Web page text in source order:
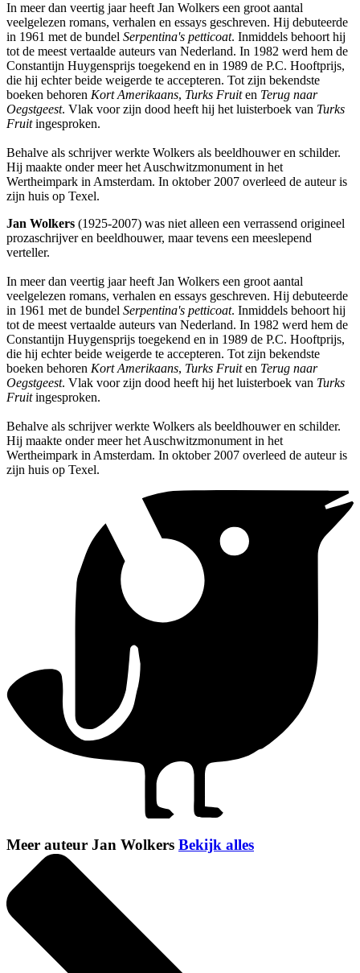
In meer dan veertig jaar heeft Jan Wolkers een groot aantal
veelgelezen romans, verhalen en essays geschreven. Hij debuteerde
in 1961 met de bundel Serpentina's petticoat. Inmiddels behoort hij
tot de meest vertaalde auteurs van Nederland. In 1982 werd hem de
Constantijn Huygensprijs toegekend en in 1989 de P.C. Hooftprijs,
die hij echter beide weigerde te accepteren. Tot zijn bekendste
boeken behoren Kort Amerikaans, Turks Fruiten Terug naar
Oegstgeest. Vlak voor zijn dood heeft hij het luisterboek van Turks
Fruitingesproken.
Behalve als schrijver werkte Wolkers als beeldhouwer en schilder.
Hij maakte onder meer het Auschwitzmonument in het
Wertheimpark in Amsterdam. In oktober 2007 overleed de auteur is
zijn huis op Texel.
Jan Wolkers (1925-2007) was niet alleen een verrassend origineel
prozaschrijver en beeldhouwer, maar tevens een meeslepend
verteller.
In meer dan veertig jaar heeft Jan Wolkers een groot aantal
veelgelezen romans, verhalen en essays geschreven. Hij debuteerde
in 1961 met de bundel Serpentina's petticoat. Inmiddels behoort hij
tot de meest vertaalde auteurs van Nederland. In 1982 werd hem de
Constantijn Huygensprijs toegekend en in 1989 de P.C. Hooftprijs,
die hij echter beide weigerde te accepteren. Tot zijn bekendste
boeken behoren Kort Amerikaans, Turks Fruiten Terug naar
Oegstgeest. Vlak voor zijn dood heeft hij het luisterboek van Turks
Fruitingesproken.
Behalve als schrijver werkte Wolkers als beeldhouwer en schilder.
Hij maakte onder meer het Auschwitzmonument in het
Wertheimpark in Amsterdam. In oktober 2007 overleed de auteur is
zijn huis op Texel.
Meer auteur Jan Wolkers Bekijk alles